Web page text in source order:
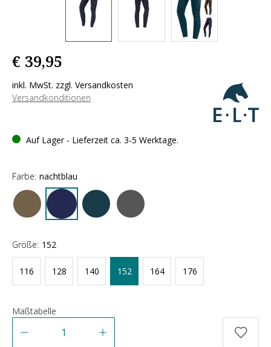
€ 39,95
inkl. MwSt. zzgl. Versandkosten
Versandkonditionen
Auf Lager - Lieferzeit ca. 3-5 Werktage.
Farbe: nachtblau
Größe: 152
116 128 140 152 164 176
Maßtabelle